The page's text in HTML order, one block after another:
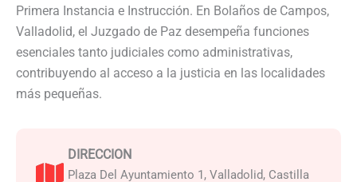
Primera Instancia e Instrucción. En Bolaños de Campos,
Valladolid, el Juzgado de Paz desempeña funciones
esenciales tanto judiciales como administrativas,
contribuyendo al acceso a la justicia en las localidades
más pequeñas.
DIRECCION
Plaza Del Ayuntamiento 1, Valladolid, Castilla